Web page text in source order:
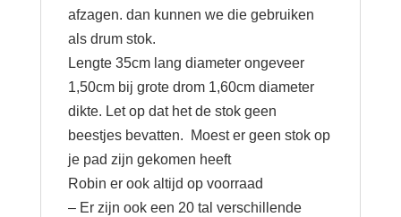
afzagen. dan kunnen we die gebruiken
als drum stok.
Lengte 35cm lang diameter ongeveer
1,50cm bij grote drom 1,60cm diameter
dikte. Let op dat het de stok geen
beestjes bevatten. Moest er geen stok op
je pad zijn gekomen heeft
Robin er ook altijd op voorraad
– Er zijn ook een 20 tal verschillende